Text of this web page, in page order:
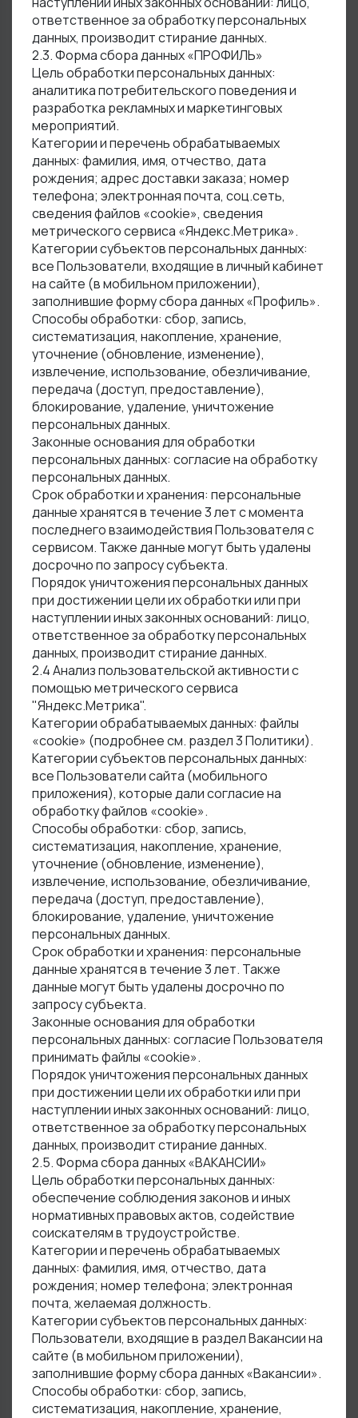
ответственное за обработку персональных
данных, производит стирание данных.
2.3. Форма сбора данных «ПРОФИЛЬ»
Цель обработки персональных данных:
аналитика потребительского поведения и
разработка рекламных и маркетинговых
мероприятий.
Категории и перечень обрабатываемых
данных: фамилия, имя, отчество, дата
рождения; адрес доставки заказа; номер
телефона; электронная почта, соц.сеть,
сведения файлов «cookie», сведения
метрического сервиса «Яндекс.Метрика».
Категории субъектов персональных данных:
все Пользователи, входящие в личный кабинет
на сайте (в мобильном приложении),
заполнившие форму сбора данных «Профиль».
Способы обработки: сбор, запись,
систематизация, накопление, хранение,
уточнение (обновление, изменение),
извлечение, использование, обезличивание,
передача (доступ, предоставление),
блокирование, удаление, уничтожение
персональных данных.
Законные основания для обработки
персональных данных: согласие на обработку
персональных данных.
Срок обработки и хранения: персональные
данные хранятся в течение 3 лет с момента
последнего взаимодействия Пользователя с
сервисом. Также данные могут быть удалены
досрочно по запросу субъекта.
Порядок уничтожения персональных данных
при достижении цели их обработки или при
наступлении иных законных оснований: лицо,
ответственное за обработку персональных
данных, производит стирание данных.
2.4 Анализ пользовательской активности с
помощью метрического сервиса
"Яндекс.Метрика".
Категории обрабатываемых данных: файлы
«cookie» (подробнее см. раздел 3 Политики).
Категории субъектов персональных данных:
все Пользователи сайта (мобильного
приложения), которые дали согласие на
обработку файлов «cookie».
Способы обработки: сбор, запись,
систематизация, накопление, хранение,
уточнение (обновление, изменение),
извлечение, использование, обезличивание,
передача (доступ, предоставление),
блокирование, удаление, уничтожение
персональных данных.
Срок обработки и хранения: персональные
данные хранятся в течение 3 лет. Также
данные могут быть удалены досрочно по
запросу субъекта.
Законные основания для обработки
персональных данных: согласие Пользователя
принимать файлы «cookie».
Порядок уничтожения персональных данных
при достижении цели их обработки или при
наступлении иных законных оснований: лицо,
ответственное за обработку персональных
данных, производит стирание данных.
2.5. Форма сбора данных «ВАКАНСИИ»
Цель обработки персональных данных:
обеспечение соблюдения законов и иных
нормативных правовых актов, содействие
соискателям в трудоустройстве.
Категории и перечень обрабатываемых
данных: фамилия, имя, отчество, дата
рождения; номер телефона; электронная
почта, желаемая должность.
Категории субъектов персональных данных:
Пользователи, входящие в раздел Вакансии на
сайте (в мобильном приложении),
заполнившие форму сбора данных «Вакансии».
Способы обработки: сбор, запись,
систематизация, накопление, хранение,